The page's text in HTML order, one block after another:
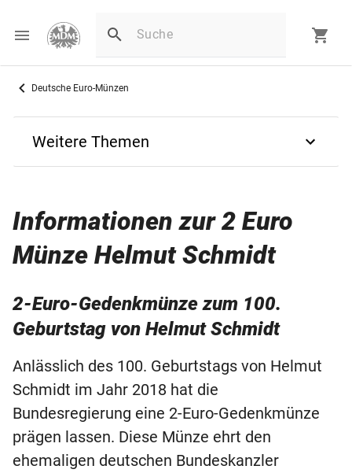
Deutsche Euro-Münzen
Weitere Themen
2-Euro-Münzen
15 Jahre 2-Euro-Gedenkmünzen
2-Euro-Münzen Bundesländer Serie
2 Euro Münze "Helmut Schmidt"
2 Euro Münze „50 Jahre Kniefall von Warschau“
Informationen zur 2 Euro
Münze Helmut Schmidt
2-Euro-Gedenkmünze zum 100.
Geburtstag von Helmut Schmidt
Anlässlich des 100. Geburtstags von Helmut
Schmidt im Jahr 2018 hat die
Bundesregierung eine 2-Euro-Gedenkmünze
prägen lassen. Diese Münze ehrt den
ehemaligen deutschen Bundeskanzler